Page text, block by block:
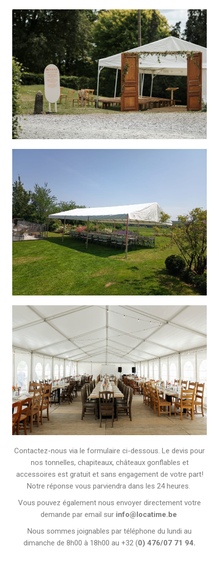
Contactez-nous via le formulaire ci-dessous. Le devis pour
nos tonnelles, chapiteaux, châteaux gonflables et
accessoires est gratuit et sans engagement de votre part!
Notre réponse vous parviendra dans les 24 heures.
Vous pouvez également nous envoyer directement votre
demande par email sur info@locatime.be
Nous sommes joignables par téléphone du lundi au
dimanche de 8h00 à 18h00 au +32 (0) 476/07 71 94.